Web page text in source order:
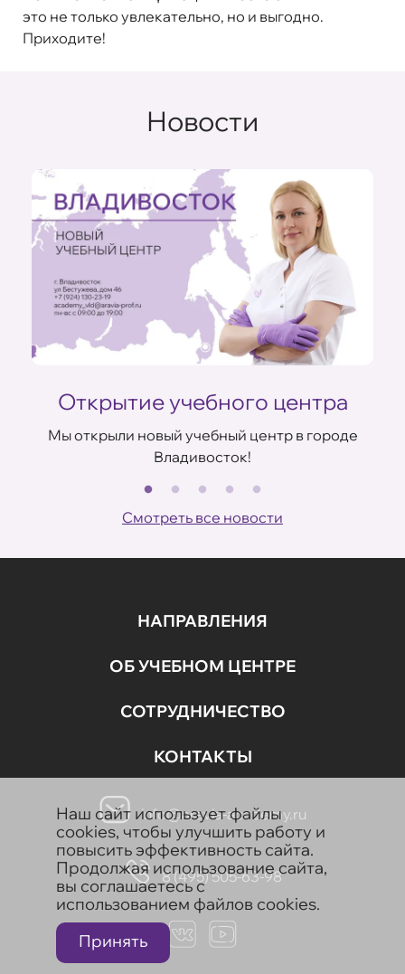
это не только увлекательно, но и выгодно.
Приходите!
Новости
Открытие учебного центра
Мы открыли новый учебный центр в городе
Владивосток!
Смотреть все новости
НАПРАВЛЕНИЯ
ОБ УЧЕБНОМ ЦЕНТРЕ
СОТРУДНИЧЕСТВО
КОНТАКТЫ
info@aravia-academy.ru
8 (495) 505-63-98
Наш сайт использует файлы
cookies, чтобы улучшить работу и
повысить эффективность сайта.
Продолжая использование сайта,
вы соглашаетесь с
использованием файлов cookies.
Принять